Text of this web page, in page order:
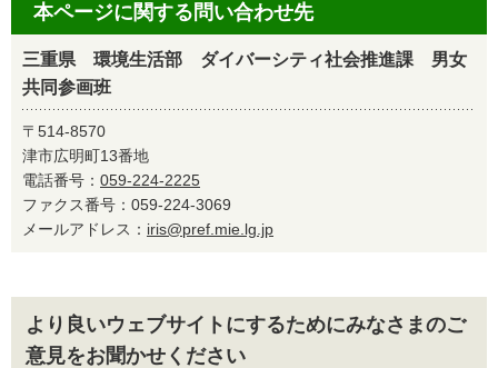
本ページに関する問い合わせ先
三重県 環境生活部 ダイバーシティ社会推進課 男女
共同参画班
〒514-8570
津市広明町13番地
電話番号： 059-224-2225
ファクス番号：059-224-3069
メールアドレス： iris@pref.mie.lg.jp
より良いウェブサイトにするためにみなさまのご
意見をお聞かせください